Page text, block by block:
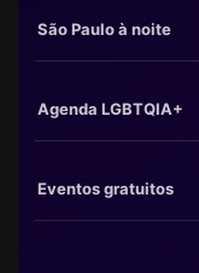
São Paulo à noite
Agenda LGBTQIA+
Eventos gratuitos